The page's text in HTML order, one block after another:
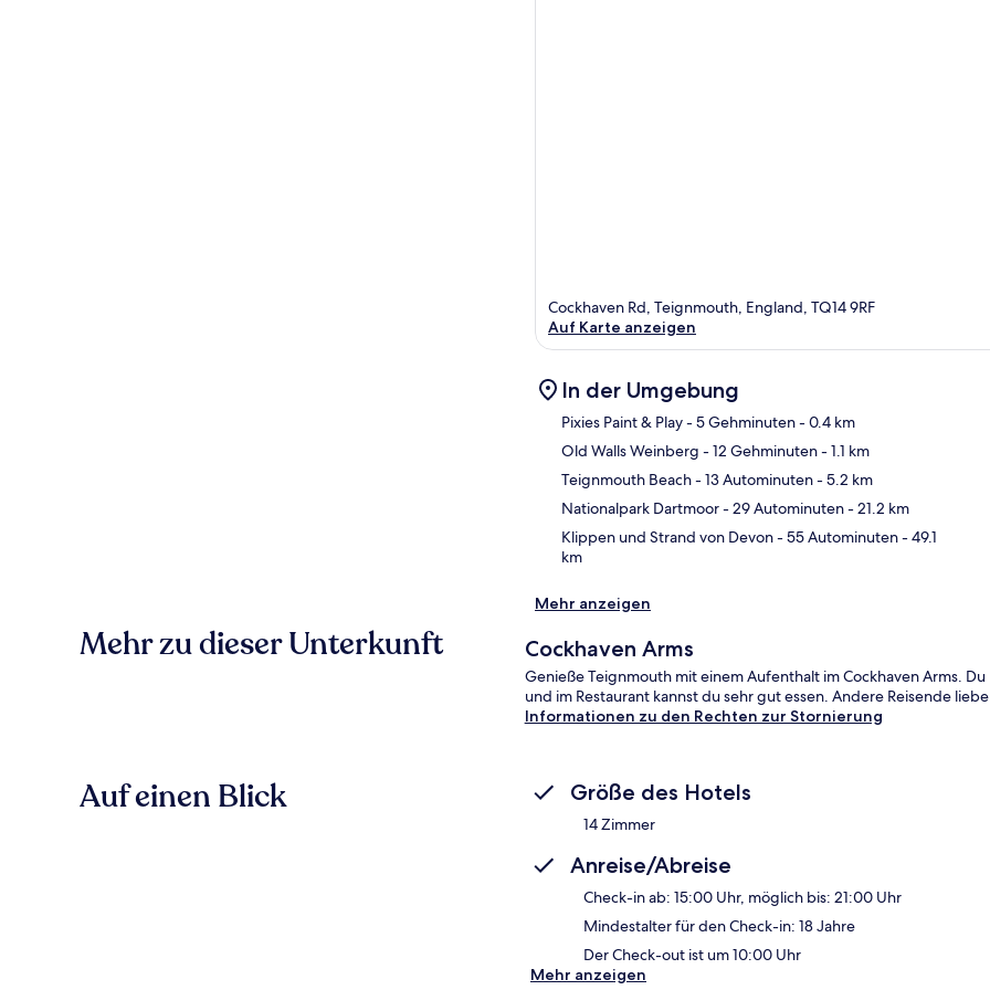
Cockhaven Rd, Teignmouth, England, TQ14 9RF
Auf Karte anzeigen
In der Umgebung
Pixies Paint & Play- 5 Gehminuten- 0.4 km
Old Walls Weinberg - 12 Gehminuten- 1.1 km
Teignmouth Beach- 13 Autominuten- 5.2 km
Nationalpark Dartmoor- 29 Autominuten- 21.2 km
Klippen und Strand von Devon- 55 Autominuten- 49.1
km
Mehr anzeigen
Mehr zu dieser Unterkunft Cockhaven Arms
Genieße Teignmouth mit einem Aufenthalt im Cockhaven Arms.
und im Restaurant kannst du sehr gut essen. Andere Reisende
Informationen zu den Rechten zur Stornierung
Auf einen Blick Größe des Hotels
14 Zimmer
Anreise/Abreise
Check-in ab: 15:00 Uhr, möglich bis: 21:00 Uhr
Mindestalter für den Check-in: 18 Jahre
Der Check-out ist um 10:00 Uhr
Mehr anzeigen